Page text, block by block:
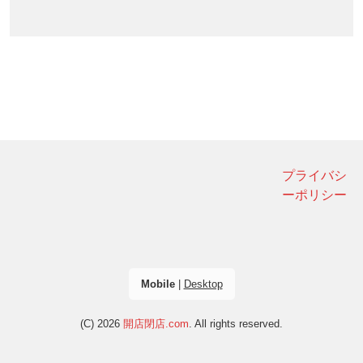
プライバシ
ーポリシー
Mobile| Desktop
(C) 2026 開店閉店.com. All rights reserved.